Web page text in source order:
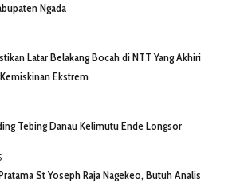
Ngada
Latar Belakang Bocah di NTT Yang Akhiri
Ekstrem
Tebing Danau Kelimutu Ende Longsor
St Yoseph Raja Nagekeo, Butuh Analis